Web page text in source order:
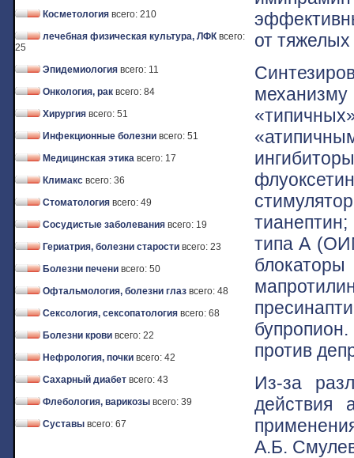
Косметология всего: 210
лечебная физическая культура, ЛФК всего:
25
Эпидемиология всего: 11
Онкология, рак всего: 84
Хирургия всего: 51
Инфекционные болезни всего: 51
Медицинская этика всего: 17
Климакс всего: 36
Стоматология всего: 49
Сосудистые заболевания всего: 19
Гериатрия, болезни старости всего: 23
Болезни печени всего: 50
Офтальмология, болезни глаз всего: 48
Сексология, сексопатология всего: 68
Болезни крови всего: 22
Нефрология, почки всего: 42
Сахарный диабет всего: 43
Флебология, варикозы всего: 39
Суставы всего: 67
от
типа А
против
Из-за
действия
А.Б.